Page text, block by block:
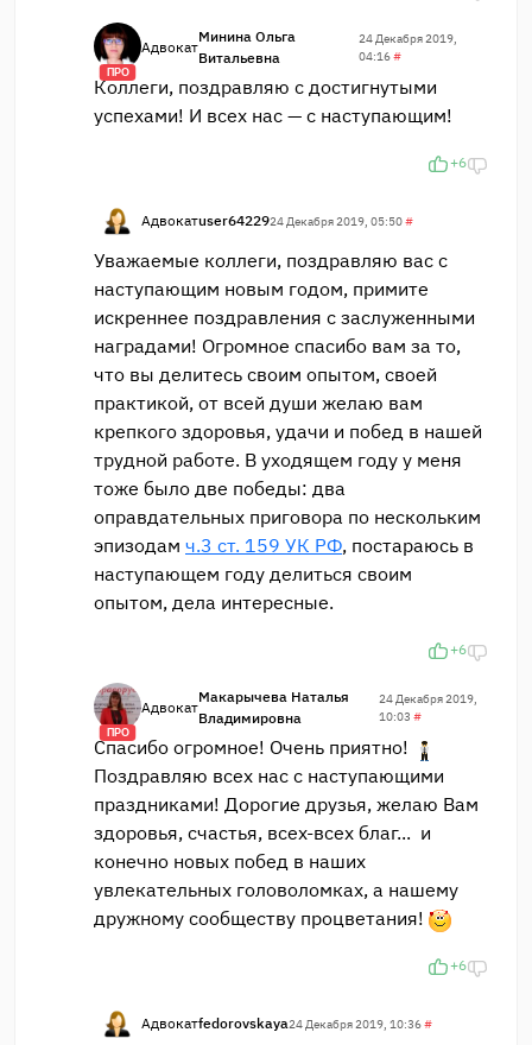
ПРО
Адвокат
Минина Ольга
Витальевна
24 Декабря 2019,
04:16#
Коллеги, поздравляю с достигнутыми
успехами! И всех нас — с наступающим!
+6
Адвокатuser6422924 Декабря 2019, 05:50#
Уважаемые коллеги, поздравляю вас с
наступающим новым годом, примите
искреннее поздравления с заслуженными
наградами! Огромное спасибо вам за то,
что вы делитесь своим опытом, своей
практикой, от всей души желаю вам
крепкого здоровья, удачи и побед в нашей
трудной работе. В уходящем году у меня
тоже было две победы: два
оправдательных приговора по нескольким
эпизодам ч.3 ст. 159 УК РФ, постараюсь в
наступающем году делиться своим
опытом, дела интересные.
+6
ПРО
Адвокат
Макарычева Наталья
Владимировна
24 Декабря 2019,
10:03#
Спасибо огромное! Очень приятно!
Поздравляю всех нас с наступающими
праздниками! Дорогие друзья, желаю Вам
здоровья, счастья, всех-всех благ... и
конечно новых побед в наших
увлекательных головоломках, а нашему
дружному сообществу процветания!
+6
Адвокатfedorovskaya24 Декабря 2019, 10:36#